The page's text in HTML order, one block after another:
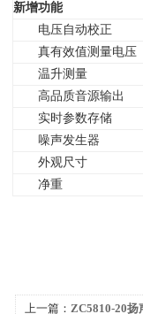
新增功能
电压自动校正
真有效值测量电压
温升测量
高品质音源输出
实时参数存储
噪声发生器
外观尺寸
净重
上一篇： ZC5810-20扬